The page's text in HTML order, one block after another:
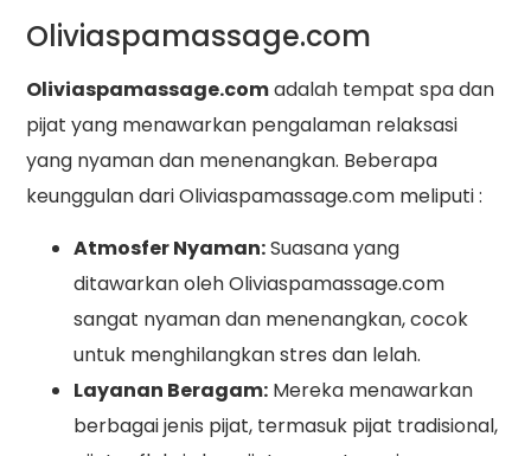
Oliviaspamassage.com
Oliviaspamassage.comadalah tempat spa dan
pijat yang menawarkan pengalaman relaksasi
yang nyaman dan menenangkan. Beberapa
keunggulan dari Oliviaspamassage.com meliputi :
Atmosfer Nyaman:Suasana yang
ditawarkan oleh Oliviaspamassage.com
sangat nyaman dan menenangkan, cocok
untuk menghilangkan stres dan lelah.
Layanan Beragam: Mereka menawarkan
berbagai jenis pijat, termasuk pijat tradisional,